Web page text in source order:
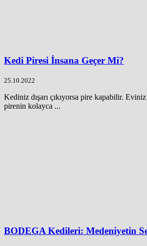
Kedi Piresi İnsana Geçer Mi?
25.10.2022
Kediniz dışarı çıkıyorsa pire kapabilir.
pirenin kolayca ...
BODEGA Kedileri: Medeniyetin